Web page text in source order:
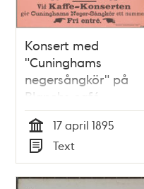
Konsert med
"Cuninghams
negersångkör" på
Blanchs café -
Affisch
Tid
17 april 1895
Typ
Text